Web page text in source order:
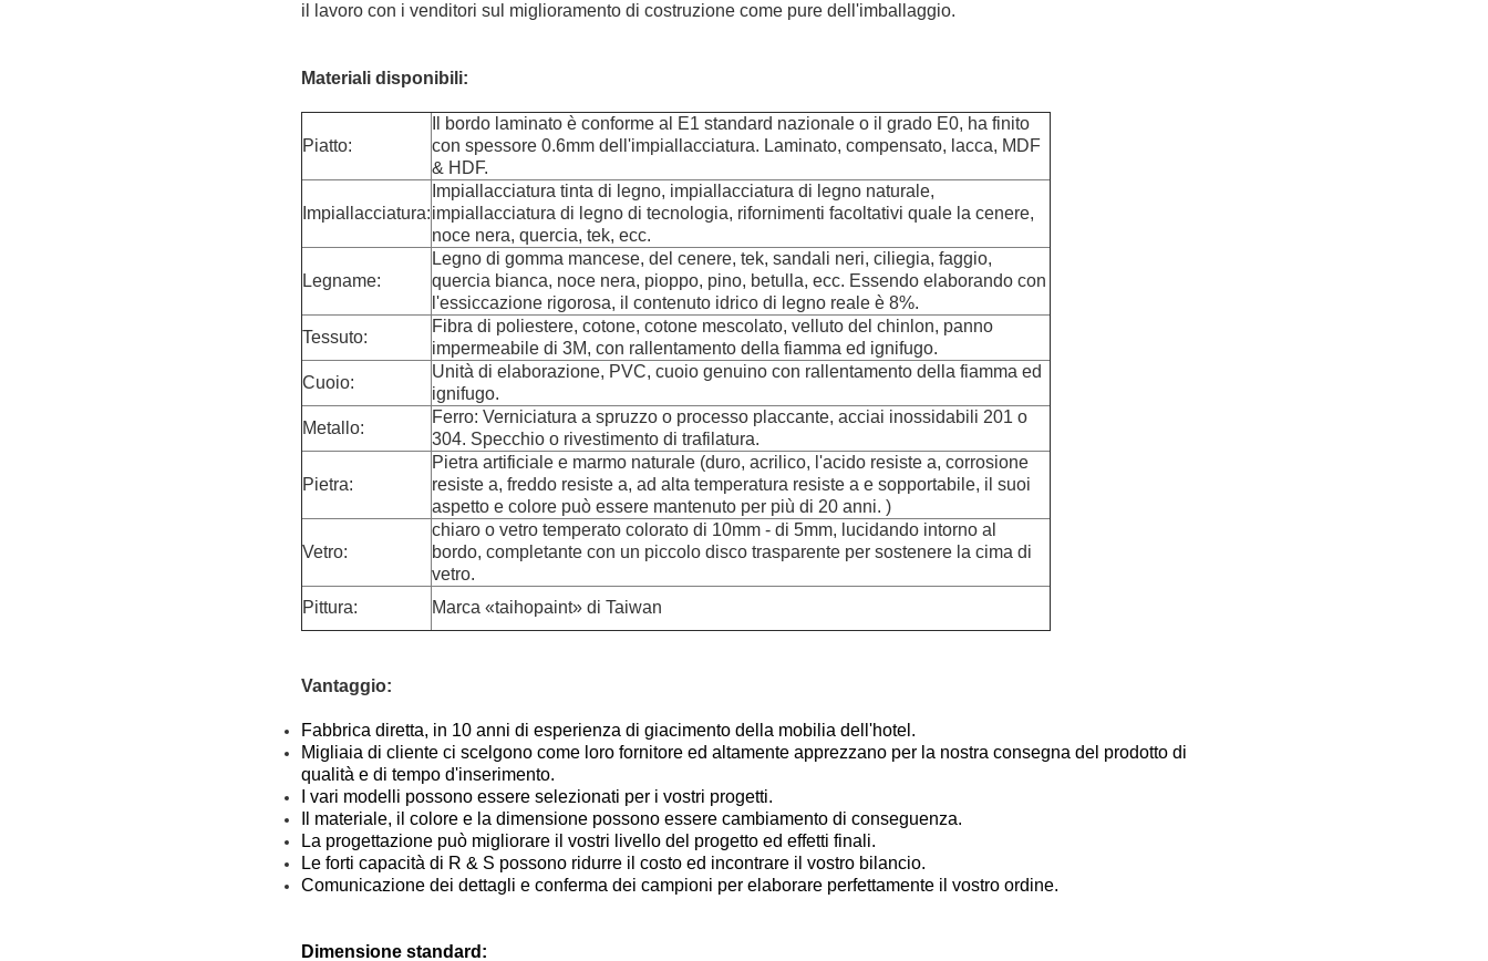
il lavoro con i venditori sul miglioramento di costruzione come pure dell'imballaggio.
Materiali disponibili:
Piatto:
Il bordo laminato è conforme al E1 standard nazionale o il grado E0, ha finito
con spessore 0.6mm dell'impiallacciatura. Laminato, compensato, lacca, MDF
& HDF.
Impiallacciatura:
Impiallacciatura tinta di legno, impiallacciatura di legno naturale,
impiallacciatura di legno di tecnologia, rifornimenti facoltativi quale la cenere,
noce nera, quercia, tek, ecc.
Legname:
Legno di gomma mancese, del cenere, tek, sandali neri, ciliegia, faggio,
quercia bianca, noce nera, pioppo, pino, betulla, ecc. Essendo elaborando con
l'essiccazione rigorosa, il contenuto idrico di legno reale è 8%.
Tessuto:
Fibra di poliestere, cotone, cotone mescolato, velluto del chinlon, panno
impermeabile di 3M, con rallentamento della fiamma ed ignifugo.
Cuoio:
Unità di elaborazione, PVC, cuoio genuino con rallentamento della fiamma ed
ignifugo.
Metallo:
Ferro: Verniciatura a spruzzo o processo placcante, acciai inossidabili 201 o
304. Specchio o rivestimento di trafilatura.
Pietra:
Pietra artificiale e marmo naturale (duro, acrilico, l'acido resiste a, corrosione
resiste a, freddo resiste a, ad alta temperatura resiste a e sopportabile, il suoi
aspetto e colore può essere mantenuto per più di 20 anni. )
Vetro:
chiaro o vetro temperato colorato di 10mm - di 5mm, lucidando intorno al
bordo, completante con un piccolo disco trasparente per sostenere la cima di
vetro.
Pittura:
Marca «taihopaint» di Taiwan
Vantaggio:
Fabbrica diretta, in 10 anni di esperienza di giacimento della mobilia dell'hotel.
Migliaia di cliente ci scelgono come loro fornitore ed altamente apprezzano per la nostra consegna del prodotto di
qualità e di tempo d'inserimento.
I vari modelli possono essere selezionati per i vostri progetti.
Il materiale, il colore e la dimensione possono essere cambiamento di conseguenza.
La progettazione può migliorare il vostri livello del progetto ed effetti finali.
Le forti capacità di R & S possono ridurre il costo ed incontrare il vostro bilancio.
Comunicazione dei dettagli e conferma dei campioni per elaborare perfettamente il vostro ordine.
Dimensione standard: